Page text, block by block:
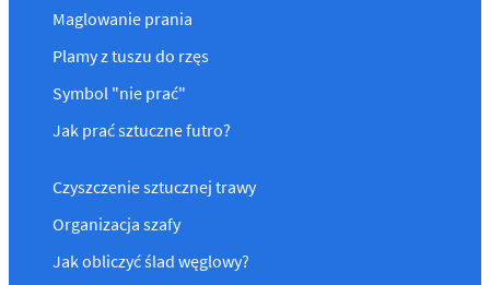
Maglowanie prania
Plamy z tuszu do rzęs
Symbol "nie prać"
Jak prać sztuczne futro?
Czyszczenie sztucznej trawy
Organizacja szafy
Jak obliczyć ślad węglowy?